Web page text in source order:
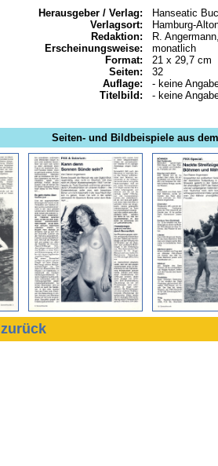
Herausgeber / Verlag:
Verlagsort:
Redaktion:
Erscheinungsweise:
Format:
Seiten:
Auflage:
Titelbild:
Hanseatic
Hamburg-
R.
monatlich
21 x 29,7 cm
32
- keine
- keine
Seiten- und Bildbeispiele aus
zurück